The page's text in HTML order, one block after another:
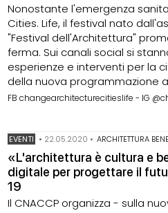
Nonostante l'emergenza
Cities. Life, il festival nato
"Festival dell'Architettura"
ferma. Sui canali social si
esperienze e interventi per la
della nuova programmazione
FB changearchitecturecitieslife - IG
EVENTI • 22.05.2020 • ARCHITETTURA
«L'architettura è cultura e
digitale per progettare il
19
Il CNACCP organizza - sulla